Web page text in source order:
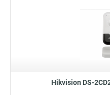
Hikvision DS-